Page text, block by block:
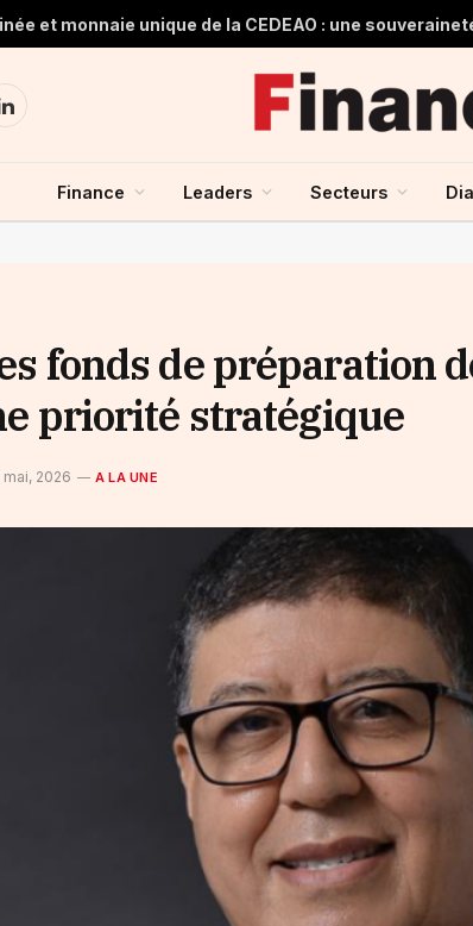
LinkedIn
Finance Leaders Secteurs
fonds de préparation
priorité stratégique
mai, 2026 A LA UNE